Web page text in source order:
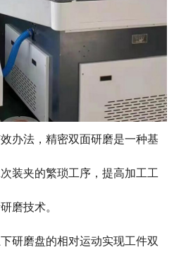
办法，精密双面研磨是一种基
装夹的繁琐工序，提高加工工
磨技术。
研磨盘的相对运动实现工件双